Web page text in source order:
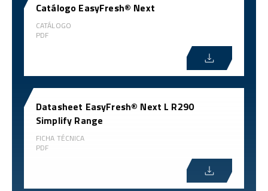
Catálogo EasyFresh® Next
CATÁLOGO
PDF
Datasheet EasyFresh® Next L R290
Simplify Range
FICHA TÉCNICA
PDF